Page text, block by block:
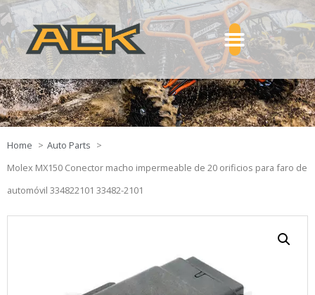
Home
Auto Parts
Molex MX150 Conector macho impermeable de 20 orificios para faro de
automóvil 334822101 33482-2101